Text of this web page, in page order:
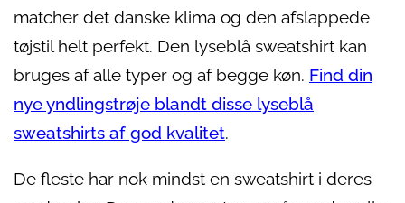
matcher det danske klima og den afslappede
tøjstil helt perfekt. Den lyseblå sweatshirt kan
bruges af alle typer og af begge køn. Find din
nye yndlingstrøje blandt disse lyseblå
sweatshirts af god kvalitet.
De fleste har nok mindst en sweatshirt i deres